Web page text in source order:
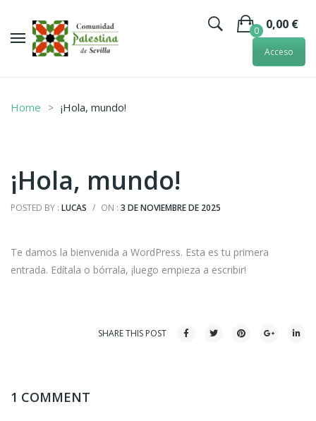
0 0,00 €
Acceso
Home ¡Hola, mundo!
¡Hola, mundo!
POSTED BY : LUCAS / ON : 3 DE NOVIEMBRE DE 2025
Te damos la bienvenida a WordPress. Esta es tu primera
entrada. Edítala o bórrala, ¡luego empieza a escribir!
SHARE THIS POST
1 COMMENT